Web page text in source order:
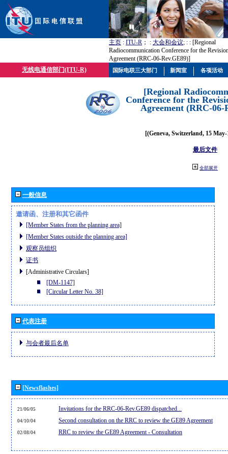
主页 : ITU-R ； : 大会和会议; : : [Regional
Radiocommunication Conference for the
Agreement (RRC-06-Rev.GE89)]
无线电通信部门(ITU-R)
[Regional
Conference for the
Agreement (RRC-06-
[(Geneva, Switzerland, 15
最后文件
全部展开
一般信息
邀请函、注册和其它函件
[Member States from the planning area]
[Member States outside the planning area]
观察员组织
证书
[Administrative Circulars]
[DM-1147]
[Circular Letter No. 38]
代表注册
与会者最后名单
[Newsflashes]
21/06/05 Invitations for the RRC-06-Rev.GE89 dispatched...
04/10/04 Second consultation on the RRC to review the GE89 Agreement
02/08/04 RRC to review the GE89 Agreement - Consultation
国际电联三大部门 新闻室 各项活动